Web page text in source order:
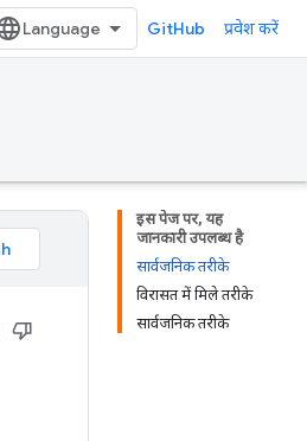
GitHub प्रवेश करें
इस पेज पर, यह
जानकारी उपलब्ध है
सार्वजनिक तरीके
विरासत में मिले तरीके
सार्वजनिक तरीके